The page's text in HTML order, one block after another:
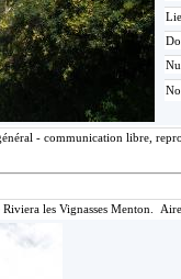
- communication libre,
les Vignasses Menton.